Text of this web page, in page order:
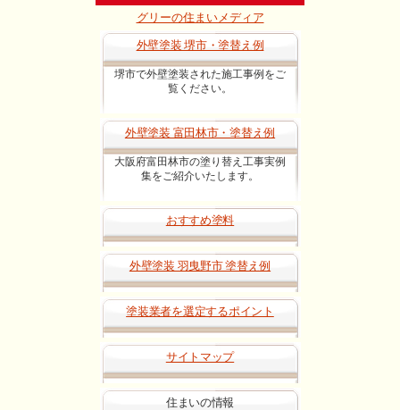
グリーの住まいメディア
外壁塗装 堺市・塗替え例
堺市で外壁塗装された施工事例をご
覧ください。
外壁塗装 富田林市・塗替え例
大阪府富田林市の塗り替え工事実例
集をご紹介いたします。
おすすめ塗料
外壁塗装 羽曳野市 塗替え例
塗装業者を選定するポイント
サイトマップ
住まいの情報